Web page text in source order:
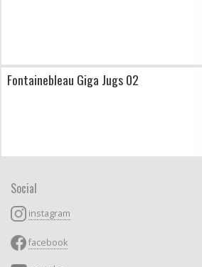
Fontainebleau Giga Jugs 02
Social
instagram
facebook